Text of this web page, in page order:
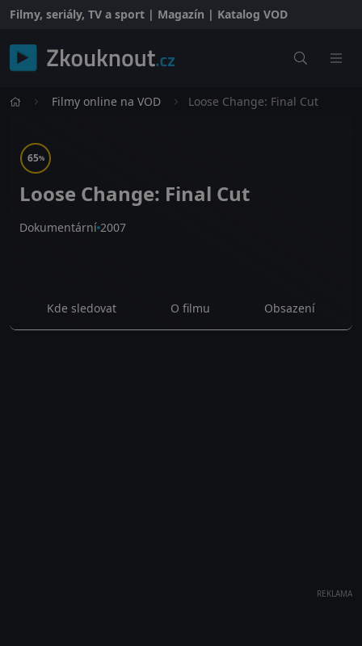
Filmy, seriály, TV a sport | Magazín | Katalog VOD
Filmy online na VOD Loose Change: Final Cut
65%
Loose Change: Final Cut
Dokumentární 2007
Kde sledovat O filmu Obsazení
REKLAMA